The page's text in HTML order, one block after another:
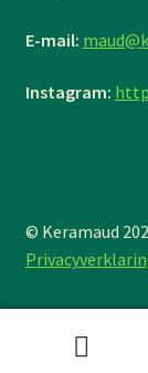
E-mail:
Instagram:
© Keramaud